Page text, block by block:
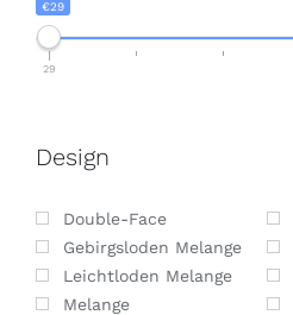
€29
29
Design
Double-Face
Gebirgsloden Melange
Leichtloden Melange
Melange